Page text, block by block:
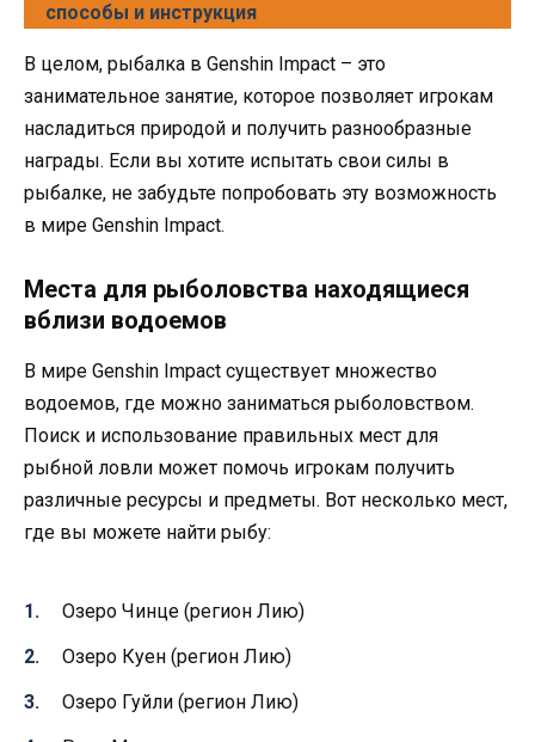
способы и инструкция
В целом, рыбалка в Genshin Impact – это
занимательное занятие, которое позволяет игрокам
насладиться природой и получить разнообразные
награды. Если вы хотите испытать свои силы в
рыбалке, не забудьте попробовать эту возможность
в мире Genshin Impact.
Места для рыболовства находящиеся
вблизи водоемов
В мире Genshin Impact существует множество
водоемов, где можно заниматься рыболовством.
Поиск и использование правильных мест для
рыбной ловли может помочь игрокам получить
различные ресурсы и предметы. Вот несколько мест,
где вы можете найти рыбу:
Озеро Чинце (регион Лию)
Озеро Куен (регион Лию)
Озеро Гуйли (регион Лию)